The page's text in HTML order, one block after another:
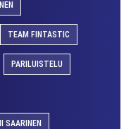
TEAM FINTASTIC
PARILUISTELU
SAARINEN